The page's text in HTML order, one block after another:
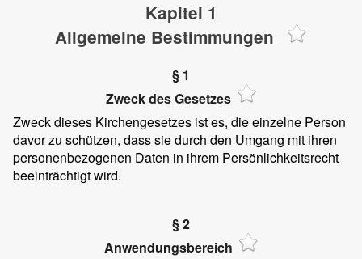
Kapitel 1
Allgemeine Bestimmungen
§ 1
Zweck des Gesetzes
Zweck dieses Kirchengesetzes ist es, die einzelne Person
davor zu schützen, dass sie durch den Umgang mit ihren
personenbezogenen Daten in ihrem Persönlichkeitsrecht
beeinträchtigt wird.
§ 2
Anwendungsbereich